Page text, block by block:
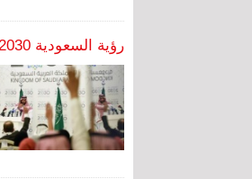
رؤية السعودية 2030: صورة براّقة على الورق فقط